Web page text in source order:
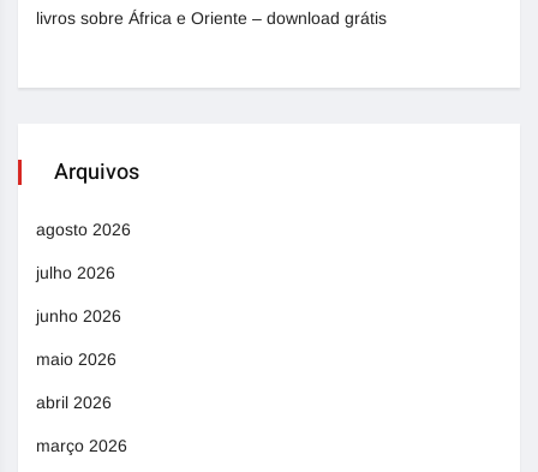
livros sobre África e Oriente – download grátis
Arquivos
agosto 2026
julho 2026
junho 2026
maio 2026
abril 2026
março 2026